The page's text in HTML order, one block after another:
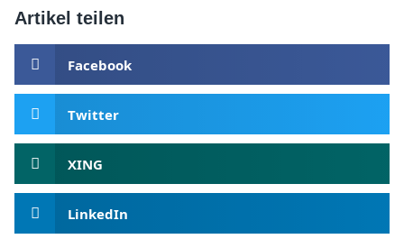
Artikel teilen
Facebook
Twitter
XING
LinkedIn